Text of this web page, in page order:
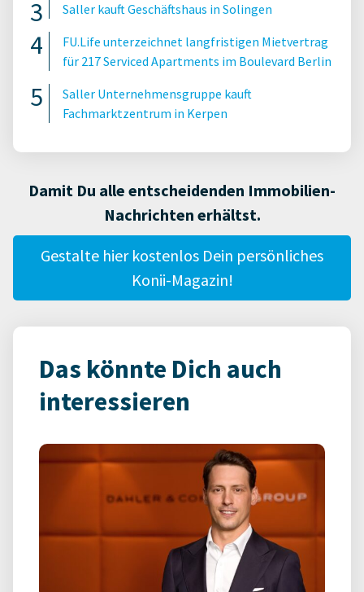
Saller kauft Geschäftshaus in Solingen
FU.Life unterzeichnet langfristigen Mietvertrag
für 217 Serviced Apartments im Boulevard Berlin
Saller Unternehmensgruppe kauft
Fachmarktzentrum in Kerpen
Damit Du alle entscheidenden Immobilien-
Nachrichten erhältst.
Gestalte hier kostenlos Dein persönliches
Konii-Magazin!
Das könnte Dich auch
interessieren